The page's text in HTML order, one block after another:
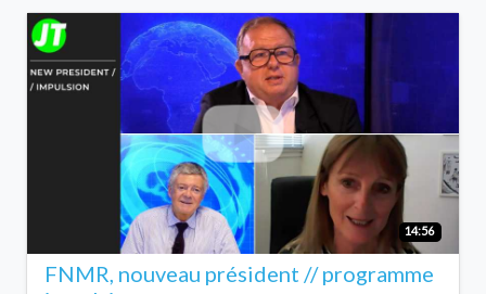
14:56
FNMR, nouveau président // programme